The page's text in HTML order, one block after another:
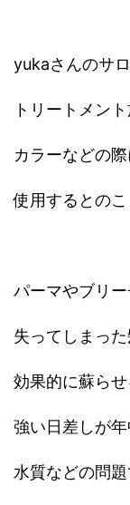
yukaさんのサ
トリートメン
カラーなどの
使用するとのこ
パーマやブリ
失ってしまっ
効果的に蘇らせ
強い日差しが年
水質などの問